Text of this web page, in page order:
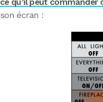
ce qu’il peut commander
son écran :